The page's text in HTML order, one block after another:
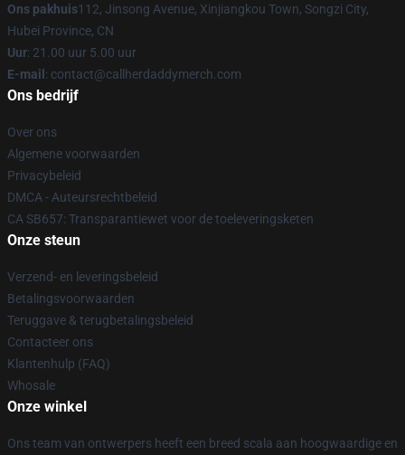
Ons pakhuis112, Jinsong Avenue, Xinjiangkou Town, Songzi City,
Hubei Province, CN
Uur: 21.00 uur 5.00 uur
E-mail : contact@callherdaddymerch.com
Ons bedrijf
Over ons
Algemene voorwaarden
Privacybeleid
DMCA - Auteursrechtbeleid
CA SB657: Transparantiewet voor de toeleveringsketen
Onze steun
Verzend- en leveringsbeleid
Betalingsvoorwaarden
Teruggave & terugbetalingsbeleid
Contacteer ons
Klantenhulp (FAQ)
Whosale
Onze winkel
Ons team van ontwerpers heeft een breed scala aan hoogwaardige en